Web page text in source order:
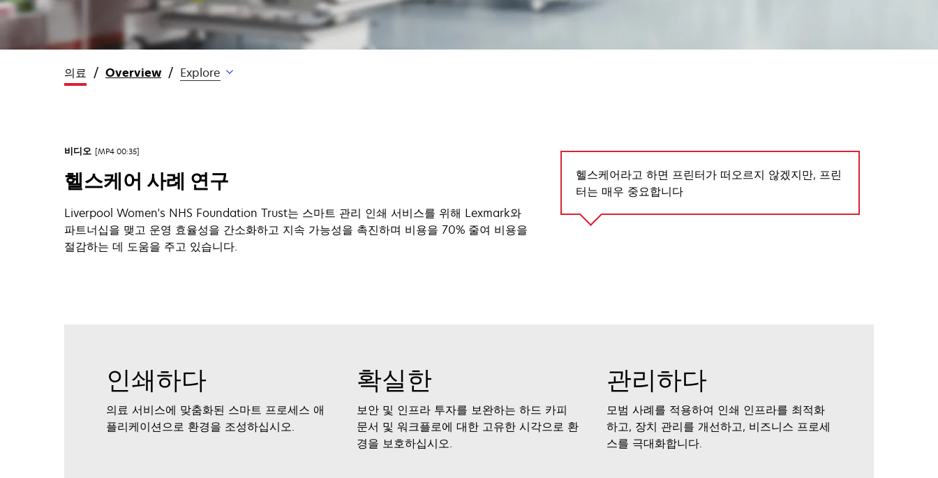
의료 Overview Explore
비디오 MP4 00:35
헬스케어 사례 연구
Liverpool Women's NHS Foundation Trust는 스마트 관리 인쇄 서비스를 위해 Lexmark와
파트너십을 맺고 운영 효율성을 간소화하고 지속 가능성을 촉진하며 비용을 70% 줄여 비용을
절감하는 데 도움을 주고 있습니다.
헬스케어라고 하면 프린터가 떠오르지 않겠지만, 프린
터는 매우 중요합니다
인쇄하다
의료 서비스에 맞춤화된 스마트 프로세스 애
플리케이션으로 환경을 조성하십시오.
확실한
보안 및 인프라 투자를 보완하는 하드 카피
문서 및 워크플로에 대한 고유한 시각으로 환
경을 보호하십시오.
관리하다
모범 사례를 적용하여 인쇄 인프라를 최적화
하고, 장치 관리를 개선하고, 비즈니스 프로세
스를 극대화합니다.